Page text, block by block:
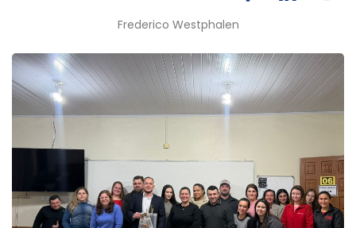
Frederico Westphalen